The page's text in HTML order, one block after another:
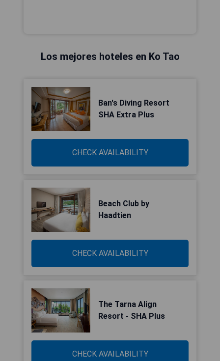
Los mejores hoteles en Ko Tao
Ban's Diving Resort
SHA Extra Plus
CHECK AVAILABILITY
Beach Club by
Haadtien
CHECK AVAILABILITY
The Tarna Align
Resort - SHA Plus
CHECK AVAILABILITY